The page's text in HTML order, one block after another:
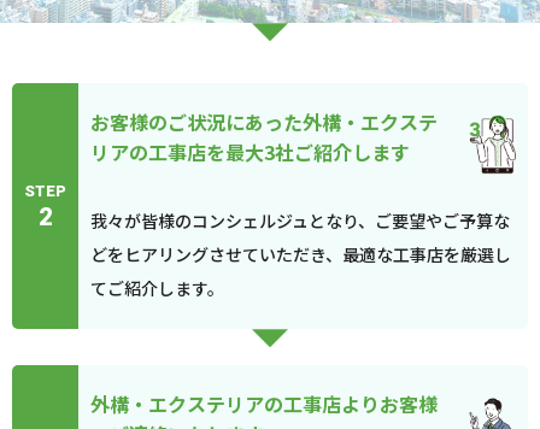
STEP
2
お客様のご状況にあった外構・エクステ
リアの工事店を最大3社ご紹介します
我々が皆様のコンシェルジュとなり、ご要望やご予算な
どをヒアリングさせていただき、最適な工事店を厳選し
てご紹介します。
外構・エクステリアの工事店よりお客様